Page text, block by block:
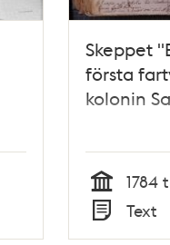
Skeppet
första
kolonin
Tid
1784
Typ
Text